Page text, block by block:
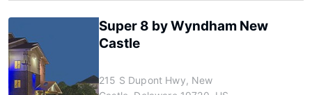
Super 8 by Wyndham New
Castle
215 S Dupont Hwy, New